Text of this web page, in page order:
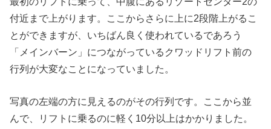
付近まで上がります。ここからさらに上に2段階上がるこ
とができますが、いちばん良く使われているであろう
「メインバーン」につながっているクワッドリフト前の
行列が大変なことになっていました。
写真の左端の方に見えるのがその行列です。ここから並
んで、リフトに乗るのに軽く10分以上はかかりました。